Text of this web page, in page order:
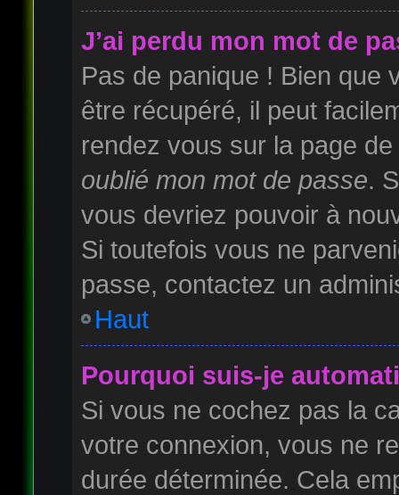
J’ai perdu mon mot de
Pas de panique ! Bien que
être récupéré, il peut
rendez vous sur la page
oublié mon mot de passe.
vous devriez pouvoir à
Si toutefois vous ne
passe, contactez un
Haut
Pourquoi suis-je
Si vous ne cochez pas la
votre connexion, vous ne
durée déterminée. Cela